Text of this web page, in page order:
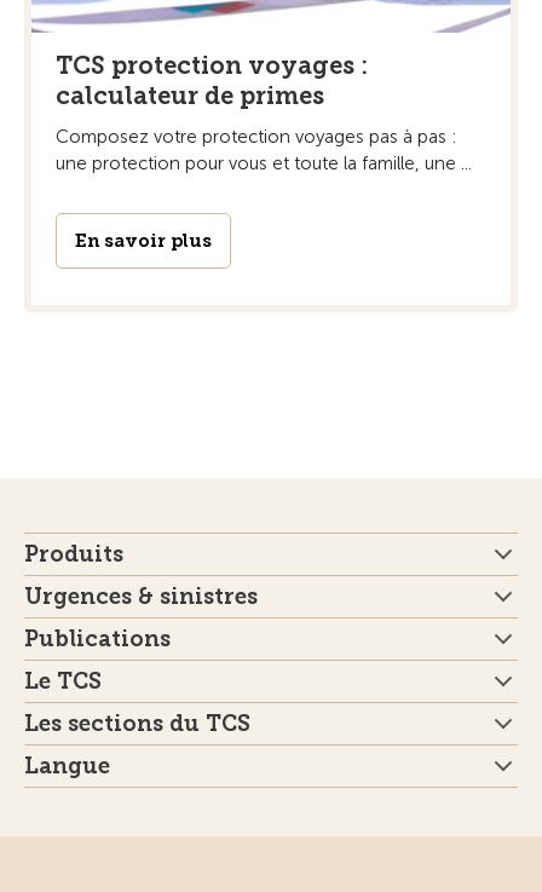
TCS protection voyages :
calculateur de primes
Composez votre protection voyages pas à pas :
une protection pour vous et toute la famille, une ...
En savoir plus
Produits
Urgences & sinistres
Publications
Le TCS
Les sections du TCS
Langue